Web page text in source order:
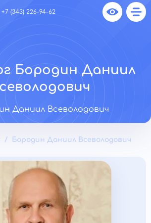
+7 (343) 226-94-62
Бородин Даниил
Даниил Всеволодович
Бородин Даниил Всеволодович